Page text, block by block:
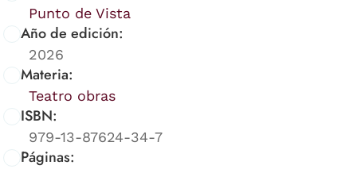
Punto de Vista
Año de edición:
2026
Materia:
Teatro obras
ISBN:
979-13-87624-34-7
Páginas: